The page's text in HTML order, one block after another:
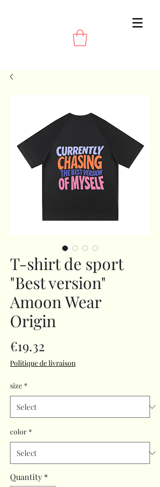
T-shirt de sport
"Best version"
Amoon Wear
Origin
€19.32Price
Politique de livraison
size *
color *
Quantity *